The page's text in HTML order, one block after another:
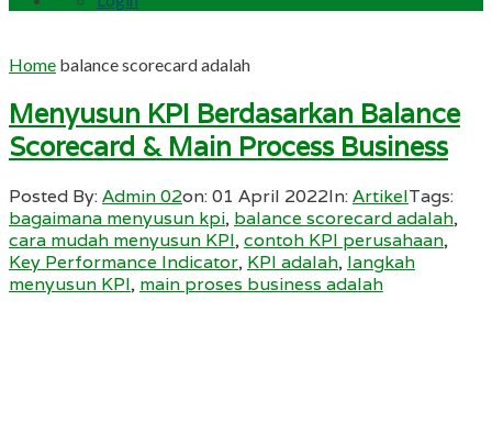
Home balance scorecard adalah
Menyusun KPI Berdasarkan Balance
Scorecard & Main Process Business
Posted By:Admin 02on:01 April 2022In:ArtikelTags:
bagaimana menyusun kpi, balance scorecard adalah,
cara mudah menyusun KPI,contoh KPI perusahaan,
Key Performance Indicator, KPI adalah, langkah
menyusun KPI, main proses business adalah